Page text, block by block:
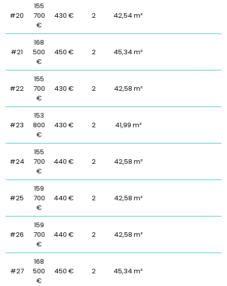
#20
155
700
€
430 € 2 42,54 m²
#21
168
500
€
450 € 2 45,34 m²
#22
155
700
€
430 € 2 42,58 m²
#23
153
800
€
430 € 2 41,99 m²
#24
155
700
€
440 € 2 42,58 m²
#25
159
700
€
440 € 2 42,58 m²
#26
159
700
€
440 € 2 42,58 m²
#27
168
500
€
450 € 2 45,34 m²